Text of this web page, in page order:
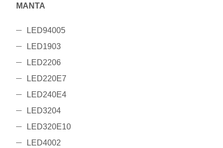
MANTA
LED94005
LED1903
LED2206
LED220E7
LED240E4
LED3204
LED320E10
LED4002